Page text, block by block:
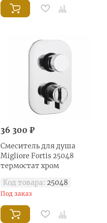
36 300 ₽
Смеситель для душа
Migliore Fortis 25048
термостат хром
Код товара: 25048
Под заказ